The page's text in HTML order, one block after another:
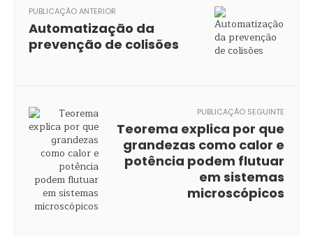
PUBLICAÇÃO ANTERIOR
Automatização da
prevenção de colisões
PUBLICAÇÃO SEGUINTE
Teorema explica por que
grandezas como calor e
potência podem flutuar
em sistemas
microscópicos